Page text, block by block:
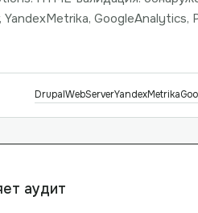
YandexMetrika, GoogleAnalytics,
DrupalWebServerYandexMetrika
аудит